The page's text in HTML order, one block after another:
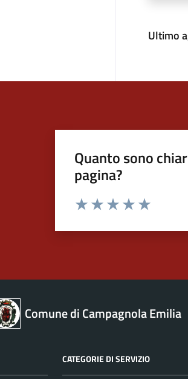
Ultimo
Quanto sono
pagina?
Comune di Campagnola Emilia
CATEGORIE DI SERVIZIO